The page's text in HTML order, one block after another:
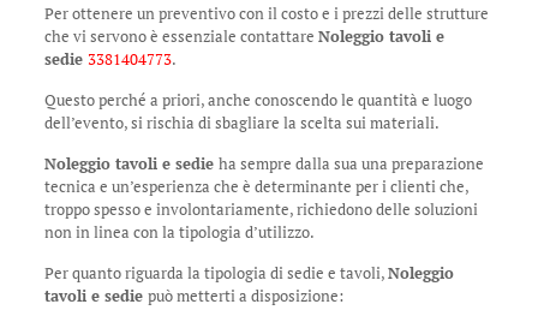
Per ottenere un preventivo con il costo e i prezzi delle strutture
che vi servono è essenziale contattare Noleggio tavoli e
sedie 3381404773.
Questo perché a priori, anche conoscendo le quantità e luogo
dell’evento, si rischia di sbagliare la scelta sui materiali.
Noleggio tavoli e sedie ha sempre dalla sua una preparazione
tecnica e un’esperienza che è determinante per i clienti che,
troppo spesso e involontariamente, richiedono delle soluzioni
non in linea con la tipologia d’utilizzo.
Per quanto riguarda la tipologia di sedie e tavoli,Noleggio
tavoli e sedie può metterti a disposizione: